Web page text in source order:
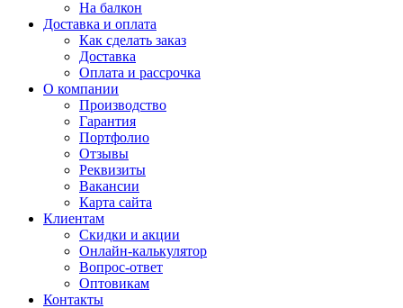
На балкон
Доставка и оплата
Как сделать заказ
Доставка
Оплата и рассрочка
О компании
Производство
Гарантия
Портфолио
Отзывы
Реквизиты
Вакансии
Карта сайта
Клиентам
Скидки и акции
Онлайн-калькулятор
Вопрос-ответ
Оптовикам
Контакты